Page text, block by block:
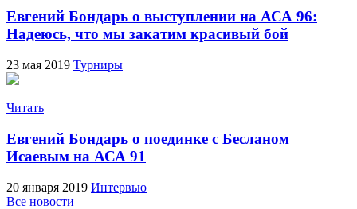
Евгений Бондарь о выступлении на АСА 96:
Надеюсь, что мы закатим красивый бой
23 мая 2019 Турниры
Читать
Евгений Бондарь о поединке с Бесланом
Исаевым на АСА 91
20 января 2019 Интервью
Все новости